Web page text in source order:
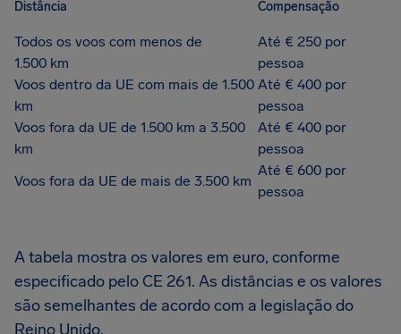
Distância Compensação
Todos os voos com menos de
1.500 km
Até € 250 por
pessoa
Voos dentro da UE com mais de 1.500
km
Até € 400 por
pessoa
Voos fora da UE de 1.500 km a 3.500
km
Até € 400 por
pessoa
Voos fora da UE de mais de 3.500 km
Até € 600 por
pessoa
A tabela mostra os valores em euro, conforme
especificado pelo CE 261. As distâncias e os valores
são semelhantes de acordo com a legislação do
Reino Unido.